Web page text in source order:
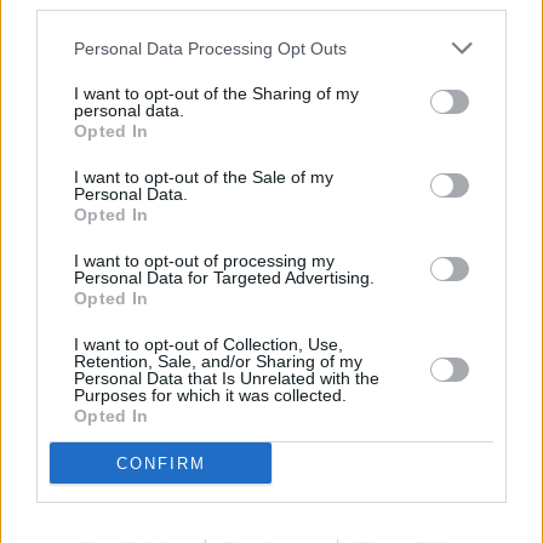
Personal Data Processing Opt Outs
I want to opt-out of the Sharing of my
personal data.
Opted In
I want to opt-out of the Sale of my
Personal Data.
Opted In
I want to opt-out of processing my
Personal Data for Targeted Advertising.
Opted In
I want to opt-out of Collection, Use,
Retention, Sale, and/or Sharing of my
Personal Data that Is Unrelated with the
Purposes for which it was collected.
Opted In
CONFIRM
Στο νοσοκομείο νοσηλεύεται και η γυναίκα
του, σε επίσης σοβαρή κατάσταση ωστόσο
δεν κρίνεται αναγκαία η διασωλήνωση της
Στο νοσοκομείο διακομίσθηκαν μετά την
δηλητηρίαση από την διαρροή μονοξειδίου
του άνθρακα συνολικά 14 άτομα, εκ των
οποίων κάποιοι νοσηλεύονται στο
νοσοκομείο της Πτολεμαϊδας, ενώ οι
υπόλοιποι στο νοσοκομείο της Φλώρινας.